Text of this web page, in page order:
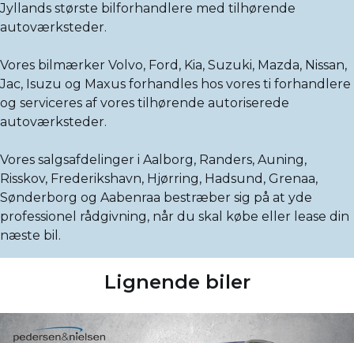
Jyllands største bilforhandlere med tilhørende
autoværksteder.
Vores bilmærker Volvo, Ford, Kia, Suzuki, Mazda, Nissan,
Jac, Isuzu og Maxus forhandles hos vores ti forhandlere
og serviceres af vores tilhørende autoriserede
autoværksteder.
Vores salgsafdelinger i Aalborg, Randers, Auning,
Risskov, Frederikshavn, Hjørring, Hadsund, Grenaa,
Sønderborg og Aabenraa bestræber sig på at yde
professionel rådgivning, når du skal købe eller lease din
næste bil.
Lignende biler